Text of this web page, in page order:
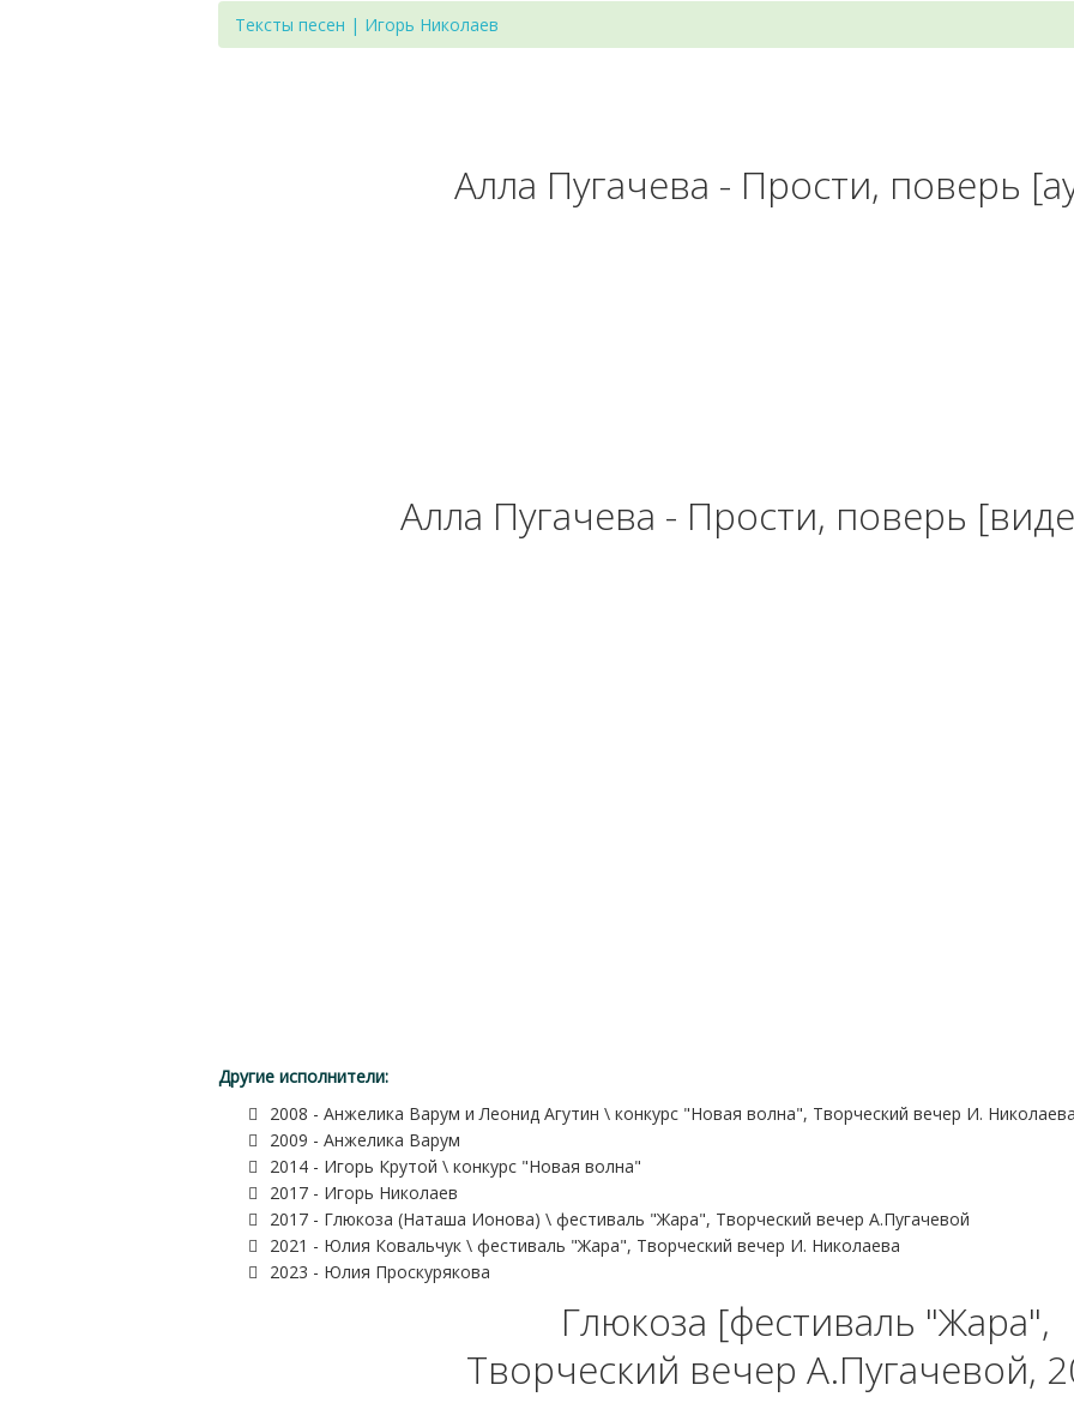
Тексты песен | Игорь Николаев
Алла Пугачева - Прости, поверь
Алла Пугачева - Прости, поверь
Другие исполнители:
2008 - Анжелика Варум и Леонид Агутин \ конкурс "Новая волна", Творческий вечер И. Николаева
2009 - Анжелика Варум
2014 - Игорь Крутой \ конкурс "Новая волна"
2017 - Игорь Николаев
2017 - Глюкоза (Наташа Ионова) \ фестиваль "Жара", Творческий вечер А.Пугачевой
2021 - Юлия Ковальчук \ фестиваль "Жара", Творческий вечер И. Николаева
2023 - Юлия Проскурякова
Глюкоза [фестиваль "Жара",
Творческий вечер А.Пугачевой,